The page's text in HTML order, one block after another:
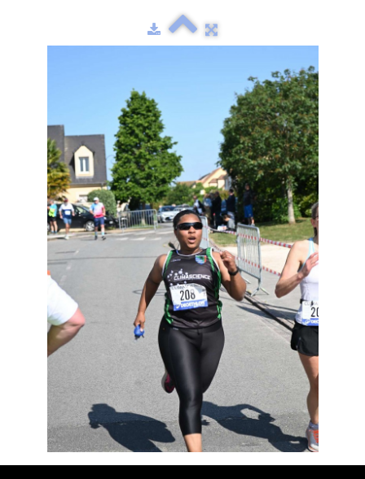
Résultats
Devenez bénévoles
Partenaires
Photos▼